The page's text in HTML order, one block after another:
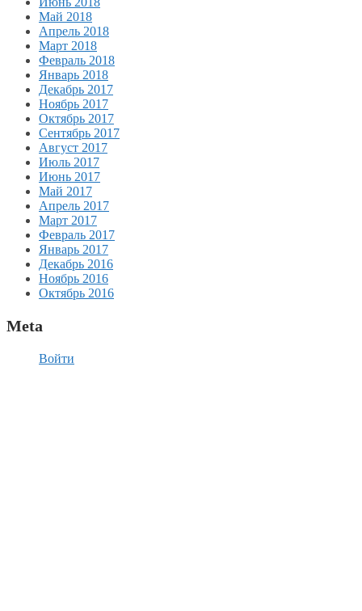
Май 2018
Апрель 2018
Март 2018
Февраль 2018
Январь 2018
Декабрь 2017
Ноябрь 2017
Октябрь 2017
Сентябрь 2017
Август 2017
Июль 2017
Июнь 2017
Май 2017
Апрель 2017
Март 2017
Февраль 2017
Январь 2017
Декабрь 2016
Ноябрь 2016
Октябрь 2016
Meta
Войти